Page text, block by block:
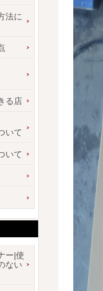
法に
る店
いて
いて
ー|使
ない